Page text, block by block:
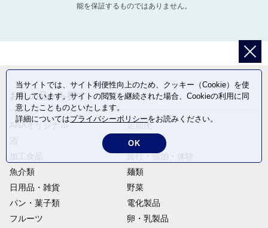
能を保証するものではありません。
お礼の品から探す
ANAオリジナル
定期便
肉類
旅行・宿泊・体験
魚介類
麺類
日用品・雑貨
野菜
パン・菓子類
電化製品
フルーツ
卵・乳製品
当サイトでは、サイト利便性向上のため、クッキー（Cookie）を使
用しています。サイトの閲覧を継続された場合、Cookieの利用に同
意したことものといたします。
詳細についてはプライバシーポリシーをお読みください。
OK